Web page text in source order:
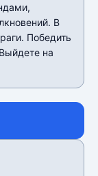
В
Победить
на